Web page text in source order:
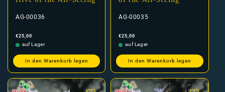
AG-00036
Normaler
Preis
€25,00
auf Lager
In den Warenkorb legen
AG-00035
Normaler
Preis
€25,00
auf Lager
In den Warenkorb legen